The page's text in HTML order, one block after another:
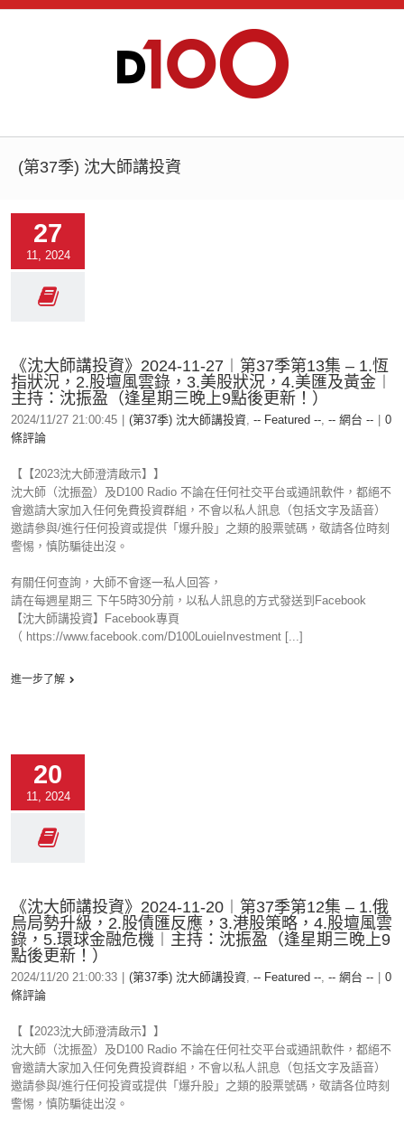
(第37季) 沈大師講投資
27
11, 2024
《沈大師講投資》2024-11-27︱第37季第13集 – 1.恆
指狀況，2.股壇風雲錄，3.美股狀況，4.美匯及黃金︱
主持：沈振盈（逢星期三晚上9點後更新！）
2024/11/27 21:00:45 (第37季) 沈大師講投資, -- Featured --, -- 網台 --
0
條評論
【【2023沈大師澄清啟示】】
沈大師（沈振盈）及D100 Radio 不論在任何社交平台或通訊軟件，都絕不
會邀請大家加入任何免費投資群組，不會以私人訊息（包括文字及語音）
邀請參與/進行任何投資或提供「爆升股」之類的股票號碼，敬請各位時刻
警惕，慎防騙徒出沒。
有關任何查詢，大師不會逐一私人回答，
請在每週星期三 下午5時30分前，以私人訊息的方式發送到Facebook
【沈大師講投資】Facebook專頁
（ https://www.facebook.com/D100LouieInvestment [...]
進一步了解
20
11, 2024
《沈大師講投資》2024-11-20︱第37季第12集 – 1.俄
烏局勢升級，2.股債匯反應，3.港股策略，4.股壇風雲
錄，5.環球金融危機︱主持：沈振盈（逢星期三晚上9
點後更新！）
2024/11/20 21:00:33 (第37季) 沈大師講投資, -- Featured --, -- 網台 --
0
條評論
【【2023沈大師澄清啟示】】
沈大師（沈振盈）及D100 Radio 不論在任何社交平台或通訊軟件，都絕不
會邀請大家加入任何免費投資群組，不會以私人訊息（包括文字及語音）
邀請參與/進行任何投資或提供「爆升股」之類的股票號碼，敬請各位時刻
警惕，慎防騙徒出沒。